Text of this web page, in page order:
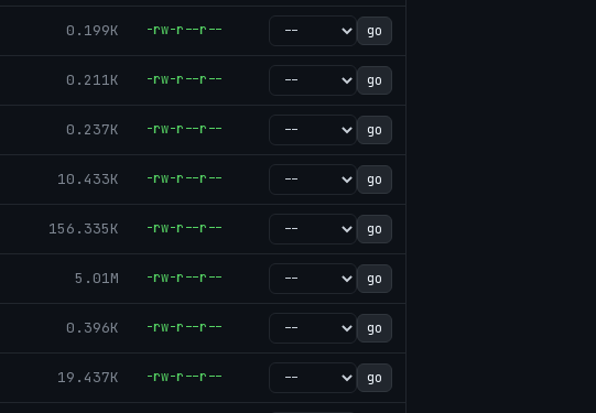
0.199K -rw-r--r-- go
0.211K -rw-r--r-- go
0.237K -rw-r--r-- go
10.433K -rw-r--r-- go
156.335K -rw-r--r-- go
5.01M -rw-r--r-- go
0.396K -rw-r--r-- go
19.437K -rw-r--r-- go